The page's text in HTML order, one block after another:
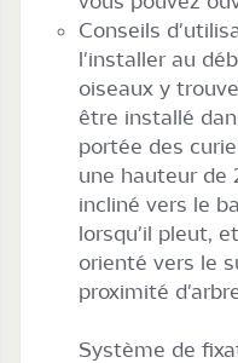
Conseils
l'installer au
oiseaux y
être installé
portée des
une hauteur de
incliné vers le
lorsqu'il pleut,
orienté vers le
proximité
Système de